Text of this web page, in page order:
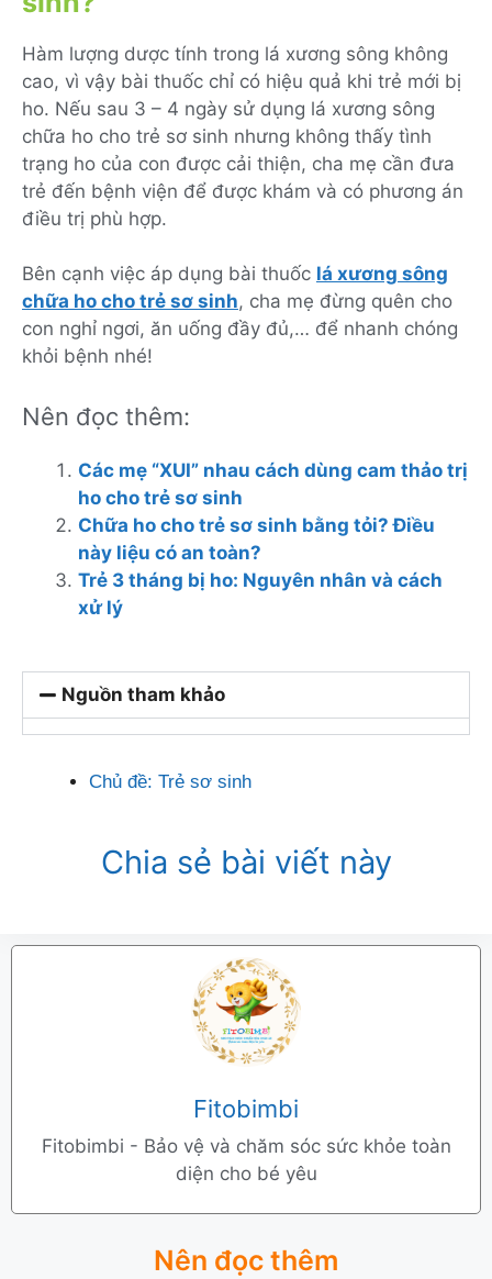
Hàm lượng dược tính trong lá xương sông không
cao, vì vậy bài thuốc chỉ có hiệu quả khi trẻ mới bị
ho. Nếu sau 3 – 4 ngày sử dụng lá xương sông
chữa ho cho trẻ sơ sinh nhưng không thấy tình
trạng ho của con được cải thiện, cha mẹ cần đưa
trẻ đến bệnh viện để được khám và có phương án
điều trị phù hợp.
Bên cạnh việc áp dụng bài thuốc lá xương sông
chữa ho cho trẻ sơ sinh, cha mẹ đừng quên cho
con nghỉ ngơi, ăn uống đầy đủ,… để nhanh chóng
khỏi bệnh nhé!
Nên đọc thêm:
Các mẹ “XUI” nhau cách dùng cam thảo trị
ho cho trẻ sơ sinh
Chữa ho cho trẻ sơ sinh bằng tỏi? Điều
này liệu có an toàn?
Trẻ 3 tháng bị ho: Nguyên nhân và cách
xử lý
Nguồn tham khảo
Chủ đề: Trẻ sơ sinh
Chia sẻ bài viết này
Fitobimbi
Fitobimbi - Bảo vệ và chăm sóc sức khỏe toàn
diện cho bé yêu
Nên đọc thêm